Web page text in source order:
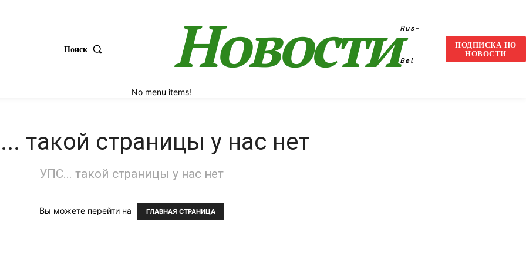
Поиск НовостиRus-
Bel
ПОДПИСКА НО
НОВОСТИ
No menu items!
такой страницы у нас нет
УПС... такой страницы у нас нет
Вы можете перейти на ГЛАВНАЯ СТРАНИЦА